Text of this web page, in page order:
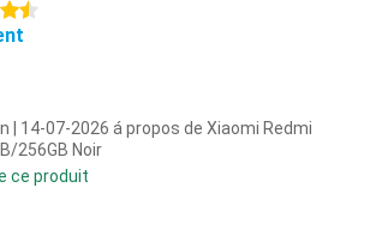
| 14-07-2026 á propos de Xiaomi Redmi
256GB Noir
ce produit